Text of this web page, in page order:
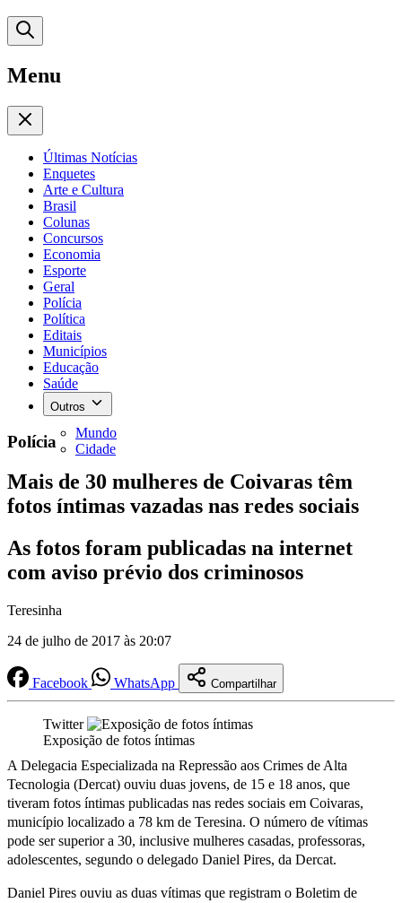
Menu
Últimas Notícias
Enquetes
Arte e Cultura
Brasil
Colunas
Concursos
Economia
Esporte
Geral
Polícia
Política
Editais
Municípios
Educação
Saúde
Outros
Mundo
Cidade
Polícia
Mais de 30 mulheres de Coivaras têm
fotos íntimas vazadas nas redes sociais
As fotos foram publicadas na internet
com aviso prévio dos criminosos
Teresinha
24 de julho de 2017 às 20:07
Facebook WhatsApp Compartilhar
Twitter
Exposição de fotos íntimas
A Delegacia Especializada na Repressão aos Crimes de Alta
Tecnologia (Dercat) ouviu duas jovens, de 15 e 18 anos, que
tiveram fotos íntimas publicadas nas redes sociais em Coivaras,
município localizado a 78 km de Teresina. O número de vítimas
pode ser superior a 30, inclusive mulheres casadas, professoras,
adolescentes, segundo o delegado Daniel Pires, da Dercat.
Daniel Pires ouviu as duas vítimas que registram o Boletim de